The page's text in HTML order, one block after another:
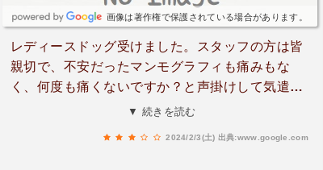
に学びました。後で知りましたがとても優秀な病
院です。ありがとうございました。
画像は著作権で保護されている場合があります。
レディースドッグ受けました。スタッフの方は皆
親切で、不安だったマンモグラフィも痛みもな
く、何度も痛くないですか？と声掛けして気遣っ
てくれました。検査後の食事もとても美味しくて
▼ 続きを読む
2024/2/3(土) 出典:www.google.com